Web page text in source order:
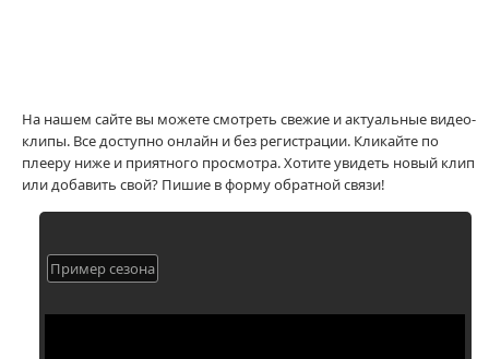
На нашем сайте вы можете смотреть свежие и актуальные видео-
клипы. Все доступно онлайн и без регистрации. Кликайте по
плееру ниже и приятного просмотра. Хотите увидеть новый клип
или добавить свой? Пишие в форму обратной связи!
Пример сезона